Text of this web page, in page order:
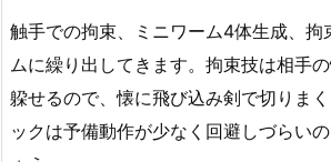
触手での拘束、ミニワーム4体生成、拘
ムに繰り出してきます。拘束技は相手
躱せるので、懐に飛び込み剣で切りま
ックは予備動作が少なく回避しづらい